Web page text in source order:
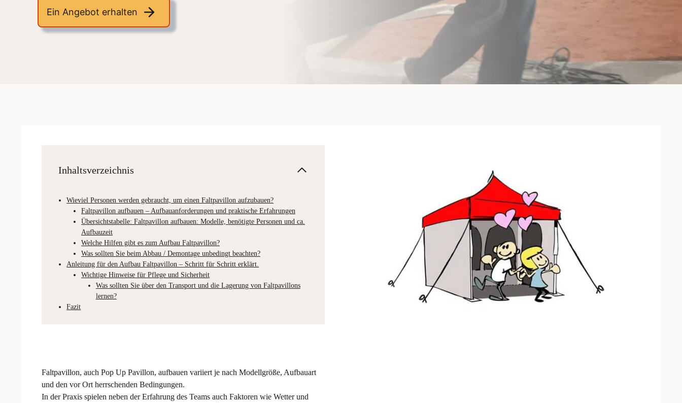
Ein Angebot erhalten
Inhaltsverzeichnis
Wieviel Personen werden gebraucht, um einen Faltpavillon aufzubauen?
Faltpavillon aufbauen – Aufbauanforderungen und praktische Erfahrungen
Übersichtstabelle: Faltpavillon aufbauen: Modelle, benötigte Personen und ca.
Aufbauzeit
Welche Hilfen gibt es zum Aufbau Faltpavillon?
Was sollten Sie beim Abbau / Demontage unbedingt beachten?
Anleitung für den Aufbau Faltpavillon – Schritt für Schritt erklärt.
Wichtige Hinweise für Pflege und Sicherheit
Was sollten Sie über den Transport und die Lagerung von Faltpavillons
lernen?
Fazit
Faltpavillon, auch Pop Up Pavillon, aufbauen variiert je nach Modellgröße, Aufbauart
und den vor Ort herrschenden Bedingungen.
In der Praxis spielen neben der Erfahrung des Teams auch Faktoren wie Wetter und